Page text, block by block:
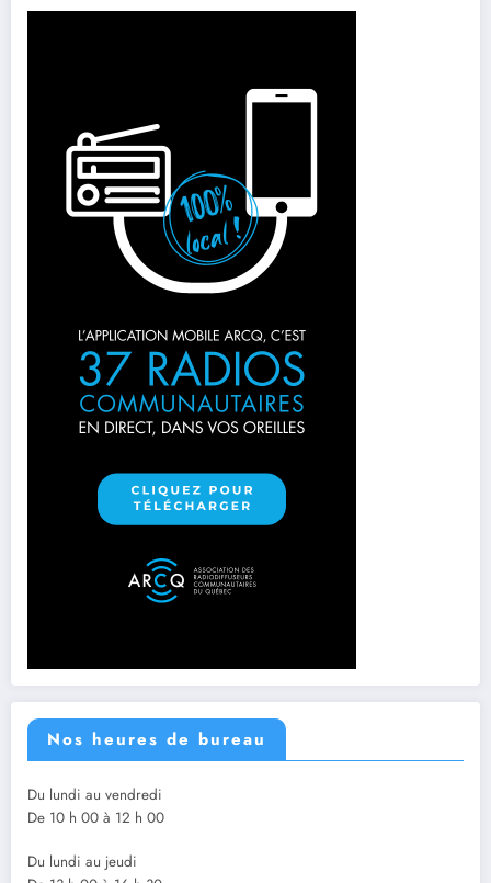
Nos heures de bureau
Du lundi au vendredi
De 10 h 00 à 12 h 00
Du lundi au jeudi